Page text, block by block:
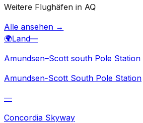
Weitere Flughäfen in AQ
Alle ansehen →
🌍Land—
Amundsen–Scott south Pole
Amundsen-Scott South Pole Station
—
Concordia Skyway